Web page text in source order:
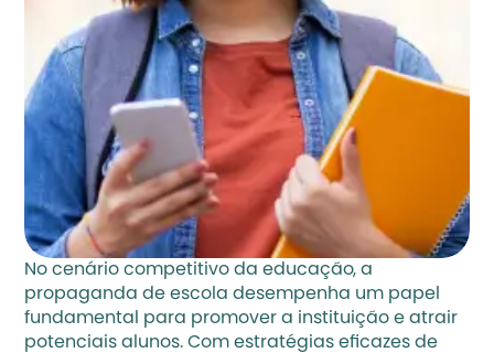
No cenário competitivo da educação, a
propaganda de escola desempenha um papel
fundamental para promover a instituição e atrair
potenciais alunos. Com estratégias eficazes de